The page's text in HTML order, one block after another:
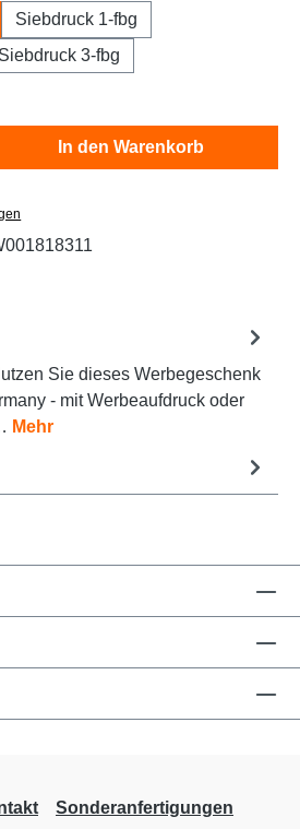
Siebdruck 1-fbg
Siebdruck 3-fbg
Gib den gewünschten
In den Warenkorb
Sie dieses Werbegeschenk
- mit Werbeaufdruck oder
Mehr
Sonderanfertigungen
Gut lesbare Schrift